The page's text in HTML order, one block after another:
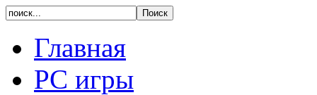
Главная
PC игры